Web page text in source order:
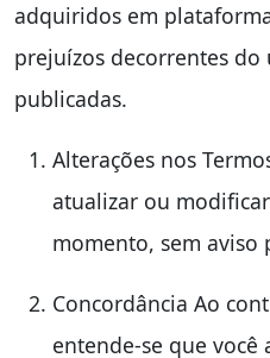
adquiridos em
prejuízos decorrentes do
publicadas.
Alterações nos
atualizar ou
momento, sem aviso
Concordância Ao
entende-se que